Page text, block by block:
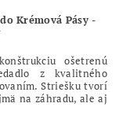
Krémová Pásy -
ošetrenú
z kvalitného
Striešku tvorí
na záhradu, ale aj